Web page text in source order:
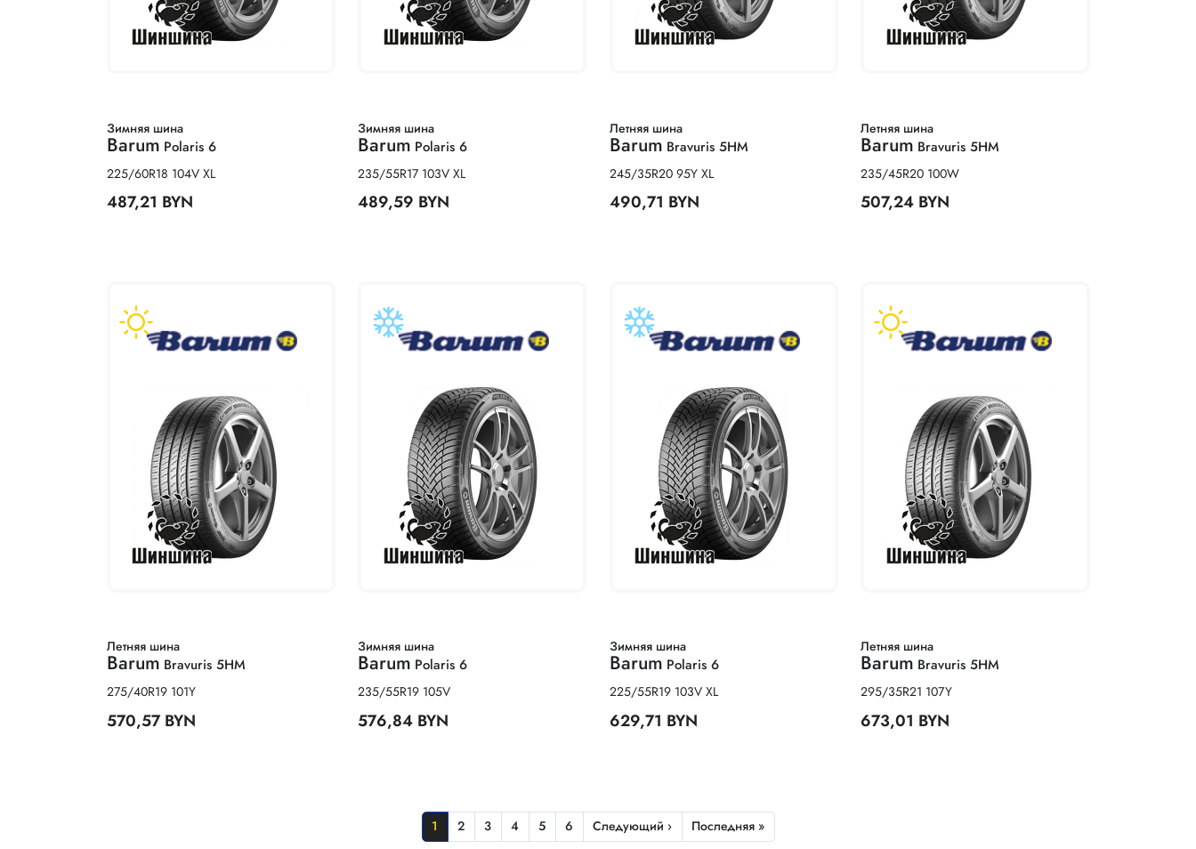
Зимняя шина
Barum Polaris 6
225/60R18 104V XL
487,21 BYN
Зимняя шина
Barum Polaris 6
235/55R17 103V XL
489,59 BYN
Летняя шина
Barum Bravuris 5HM
245/35R20 95Y XL
490,71 BYN
Летняя шина
Barum Bravuris 5HM
235/45R20 100W
507,24 BYN
Летняя шина
Barum Bravuris 5HM
275/40R19 101Y
570,57 BYN
Зимняя шина
Barum Polaris 6
235/55R19 105V
576,84 BYN
Зимняя шина
Barum Polaris 6
225/55R19 103V XL
629,71 BYN
Летняя шина
Barum Bravuris 5HM
295/35R21 107Y
673,01 BYN
Текущая страница
1 Страница
2 Страница
3 Страница
4 Страница
5 Страница
6 Следующая страница
Следующий › Последняя страница
Последняя »